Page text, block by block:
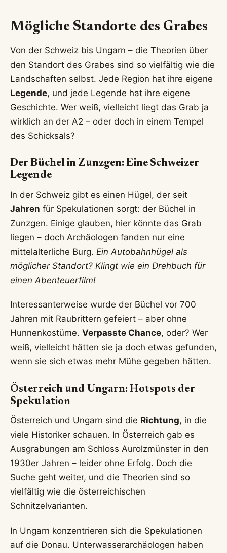
Mögliche Standorte des Grabes
Von der Schweiz bis Ungarn – die Theorien über
den Standort des Grabes sind so vielfältig wie die
Landschaften selbst. Jede Region hat ihre eigene
Legende, und jede Legende hat ihre eigene
Geschichte. Wer weiß, vielleicht liegt das Grab ja
wirklich an der A2 – oder doch in einem Tempel
des Schicksals?
Der Büchel in Zunzgen: Eine Schweizer
Legende
In der Schweiz gibt es einen Hügel, der seit
Jahren für Spekulationen sorgt: der Büchel in
Zunzgen. Einige glauben, hier könnte das Grab
liegen – doch Archäologen fanden nur eine
mittelalterliche Burg. Ein Autobahnhügel als
möglicher Standort? Klingt wie ein Drehbuch für
einen Abenteuerfilm!
Interessanterweise wurde der Büchel vor 700
Jahren mit Raubrittern gefeiert – aber ohne
Hunnenkostüme. Verpasste Chance, oder? Wer
weiß, vielleicht hätten sie ja doch etwas gefunden,
wenn sie sich etwas mehr Mühe gegeben hätten.
Österreich und Ungarn: Hotspots der
Spekulation
Österreich und Ungarn sind die Richtung, in die
viele Historiker schauen. In Österreich gab es
Ausgrabungen am Schloss Aurolzmünster in den
1930er Jahren – leider ohne Erfolg. Doch die
Suche geht weiter, und die Theorien sind so
vielfältig wie die österreichischen
Schnitzelvarianten.
In Ungarn konzentrieren sich die Spekulationen
auf die Donau. Unterwasserarchäologen haben